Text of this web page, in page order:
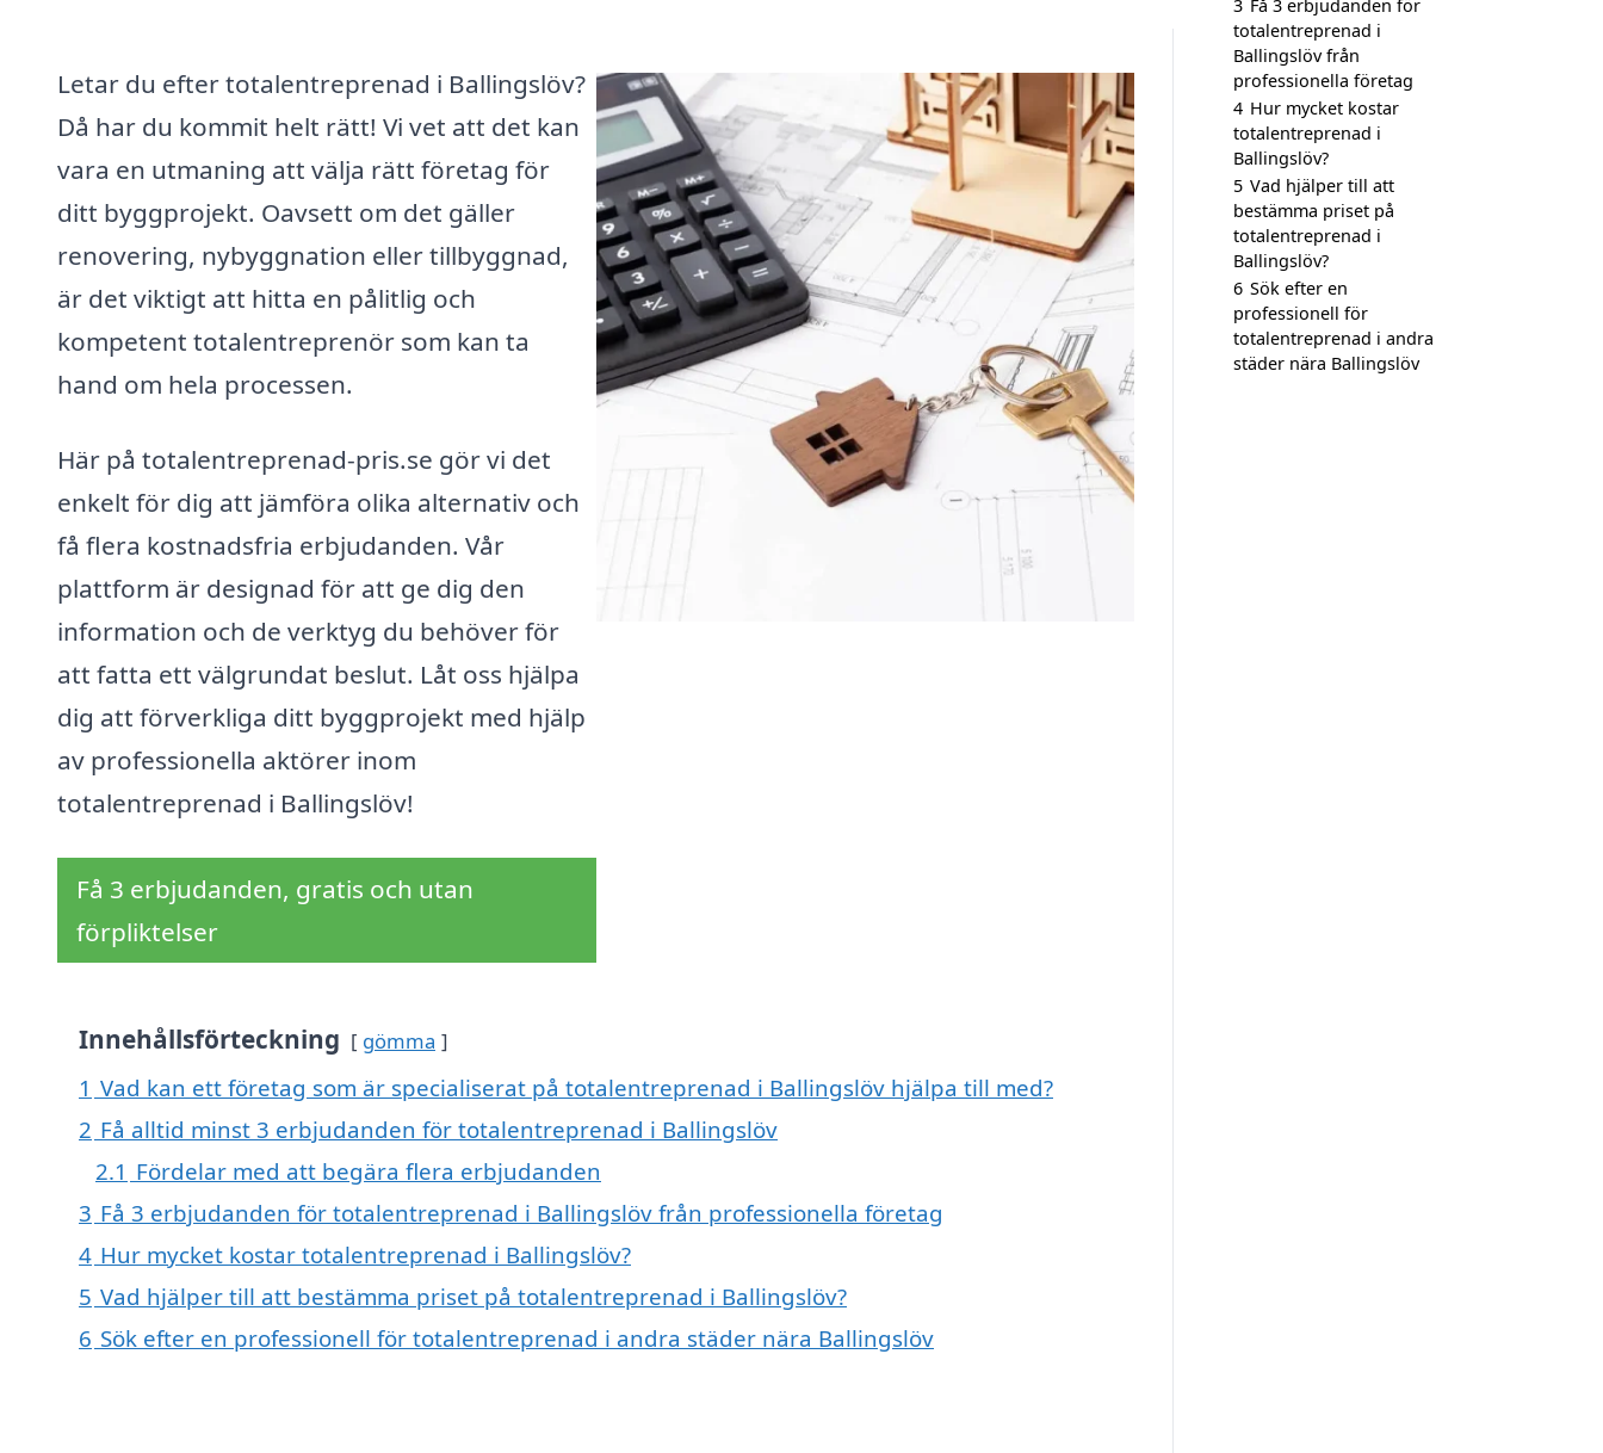
Letar du efter totalentreprenad i Ballingslöv?
Då har du kommit helt rätt! Vi vet att det kan
vara en utmaning att välja rätt företag för
ditt byggprojekt. Oavsett om det gäller
renovering, nybyggnation eller tillbyggnad,
är det viktigt att hitta en pålitlig och
kompetent totalentreprenör som kan ta
hand om hela processen.
Här på totalentreprenad-pris.se gör vi det
enkelt för dig att jämföra olika alternativ och
få flera kostnadsfria erbjudanden. Vår
plattform är designad för att ge dig den
information och de verktyg du behöver för
att fatta ett välgrundat beslut. Låt oss hjälpa
dig att förverkliga ditt byggprojekt med hjälp
av professionella aktörer inom
totalentreprenad i Ballingslöv!
Få 3 erbjudanden, gratis och utan
förpliktelser
Innehållsförteckning gömma
1 Vad kan ett företag som är specialiserat på totalentreprenad i Ballingslöv hjälpa till med?
2 Få alltid minst 3 erbjudanden för totalentreprenad i Ballingslöv
2.1 Fördelar med att begära flera erbjudanden
3 Få 3 erbjudanden för totalentreprenad i Ballingslöv från professionella företag
4 Hur mycket kostar totalentreprenad i Ballingslöv?
5 Vad hjälper till att bestämma priset på totalentreprenad i Ballingslöv?
6 Sök efter en professionell för totalentreprenad i andra städer nära Ballingslöv
3 Få 3 erbjudanden för
totalentreprenad i
Ballingslöv från
professionella företag
4 Hur mycket kostar
totalentreprenad i
Ballingslöv?
5 Vad hjälper till att
bestämma priset på
totalentreprenad i
Ballingslöv?
6 Sök efter en
professionell för
totalentreprenad i andra
städer nära Ballingslöv